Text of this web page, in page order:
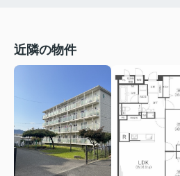
近隣の物件